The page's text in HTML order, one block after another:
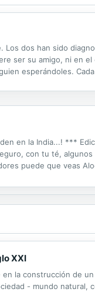
dos han sido
ser su amigo, ni en
esperándoles.
en la India...! ***
con tu té,
puede que veas
XXI
la construcción de
- mundo natural,